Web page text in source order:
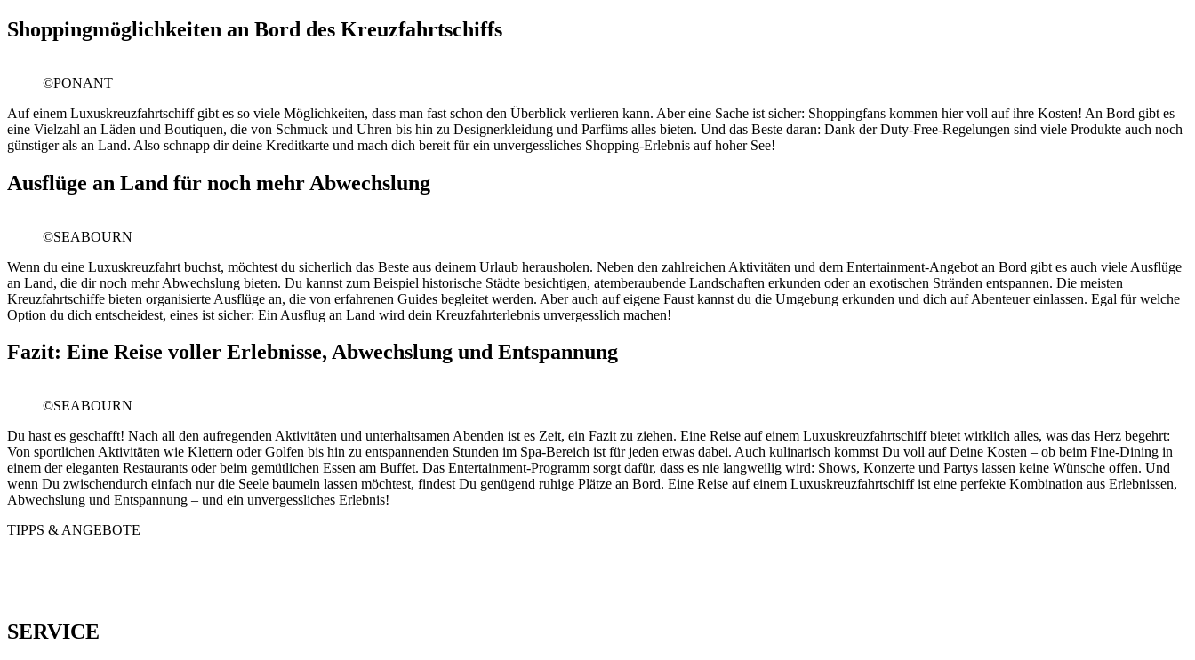
Shoppingmöglichkeiten an Bord des Kreuzfahrtschiffs
©PONANT
Auf einem Luxuskreuzfahrtschiff gibt es so viele Möglichkeiten, dass man fast schon den Überblick verlieren kann. Aber eine Sache ist sicher: Shoppingfans kommen hier voll auf ihre Kosten! An Bord gibt es
eine Vielzahl an Läden und Boutiquen, die von Schmuck und Uhren bis hin zu Designerkleidung und Parfüms alles bieten. Und das Beste daran: Dank der Duty-Free-Regelungen sind viele Produkte auch noch
günstiger als an Land. Also schnapp dir deine Kreditkarte und mach dich bereit für ein unvergessliches Shopping-Erlebnis auf hoher See!
Ausflüge an Land für noch mehr Abwechslung
©SEABOURN
Wenn du eine Luxuskreuzfahrt buchst, möchtest du sicherlich das Beste aus deinem Urlaub herausholen. Neben den zahlreichen Aktivitäten und dem Entertainment-Angebot an Bord gibt es auch viele Ausflüge
an Land, die dir noch mehr Abwechslung bieten. Du kannst zum Beispiel historische Städte besichtigen, atemberaubende Landschaften erkunden oder an exotischen Stränden entspannen. Die meisten
Kreuzfahrtschiffe bieten organisierte Ausflüge an, die von erfahrenen Guides begleitet werden. Aber auch auf eigene Faust kannst du die Umgebung erkunden und dich auf Abenteuer einlassen. Egal für welche
Option du dich entscheidest, eines ist sicher: Ein Ausflug an Land wird dein Kreuzfahrterlebnis unvergesslich machen!
Fazit: Eine Reise voller Erlebnisse, Abwechslung und Entspannung
©SEABOURN
Du hast es geschafft! Nach all den aufregenden Aktivitäten und unterhaltsamen Abenden ist es Zeit, ein Fazit zu ziehen. Eine Reise auf einem Luxuskreuzfahrtschiff bietet wirklich alles, was das Herz begehrt:
Von sportlichen Aktivitäten wie Klettern oder Golfen bis hin zu entspannenden Stunden im Spa-Bereich ist für jeden etwas dabei. Auch kulinarisch kommst Du voll auf Deine Kosten – ob beim Fine-Dining in
einem der eleganten Restaurants oder beim gemütlichen Essen am Buffet. Das Entertainment-Programm sorgt dafür, dass es nie langweilig wird: Shows, Konzerte und Partys lassen keine Wünsche offen. Und
wenn Du zwischendurch einfach nur die Seele baumeln lassen möchtest, findest Du genügend ruhige Plätze an Bord. Eine Reise auf einem Luxuskreuzfahrtschiff ist eine perfekte Kombination aus Erlebnissen,
Abwechslung und Entspannung – und ein unvergessliches Erlebnis!
TIPPS & ANGEBOTE
SERVICE